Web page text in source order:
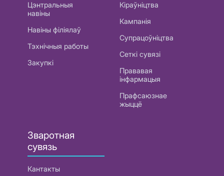
Цэнтральныя
навіны
Навіны філіялаў
Тэхнічныя работы
Закупкі
Кіраўніцтва
Кампанія
Супрацоўніцтва
Сеткі сувязі
Прававая
інфармацыя
Прафсаюзнае
жыццё
Зваротная
сувязь
Кантакты